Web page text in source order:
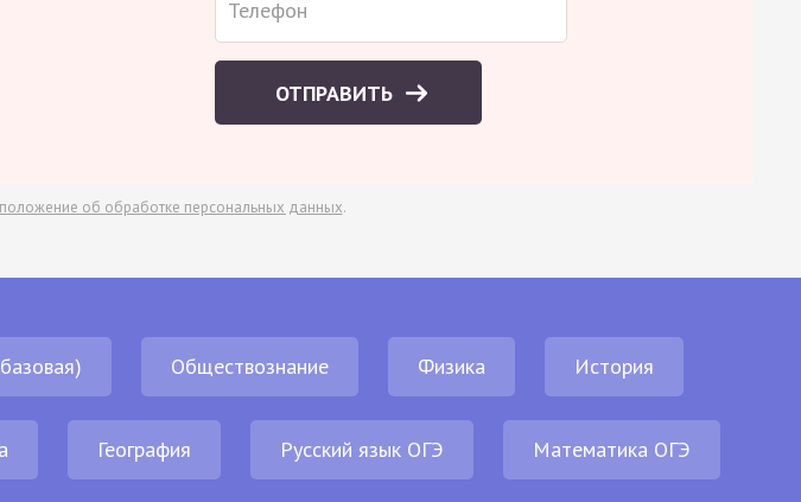
ОТПРАВИТЬ
положение об обработке персональных данных.
Обществознание Физика История
География Русский язык ОГЭ Математика ОГЭ